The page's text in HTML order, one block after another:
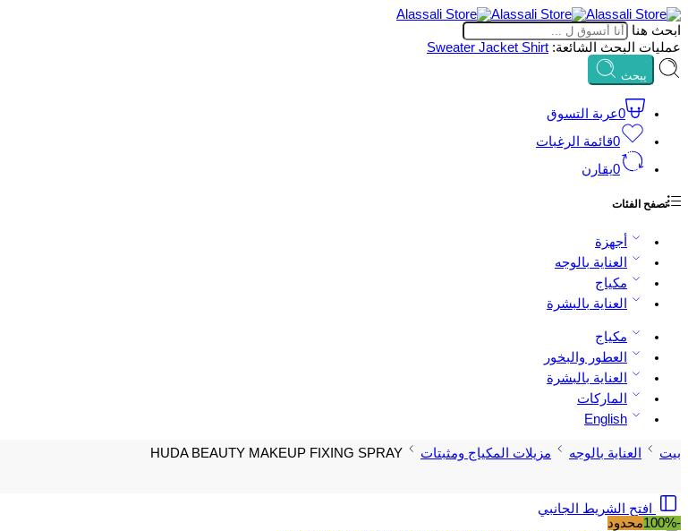
ابحث هنا
عمليات البحث الشائعة:
Sweater Jacket Shirt
يبحث
0عربة التسوق
0قائمة الرغبات
0يقارن
تصفح الفئات
أجهزة
العناية بالوجه
مكياج
العناية بالبشرة
مكياج
العطور والبخور
العناية بالبشرة
الماركات
English
بيت العناية بالوجه مزيلات المكياج ومثبتات HUDA BEAUTY MAKEUP FIXING SPRAY
افتح الشريط الجانبي
-100%
محدود